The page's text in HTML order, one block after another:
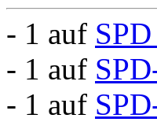
- 1 auf
- 1 auf
- 1 auf